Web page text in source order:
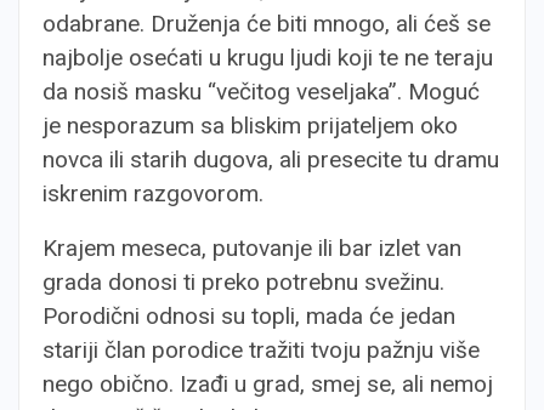
odabrane. Druženja će biti mnogo, ali ćeš se
najbolje osećati u krugu ljudi koji te ne teraju
da nosiš masku “večitog veseljaka”. Moguć
je nesporazum sa bliskim prijateljem oko
novca ili starih dugova, ali presecite tu dramu
iskrenim razgovorom.
Krajem meseca, putovanje ili bar izlet van
grada donosi ti preko potrebnu svežinu.
Porodični odnosi su topli, mada će jedan
stariji član porodice tražiti tvoju pažnju više
nego obično. Izađi u grad, smej se, ali nemoj